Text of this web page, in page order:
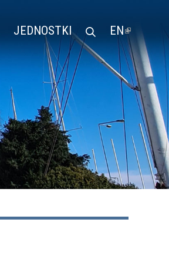
JEDNOSTKI EN(LINK
IS